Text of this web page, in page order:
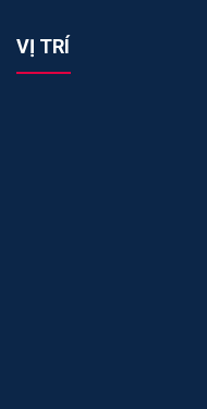
VỊ TRÍ